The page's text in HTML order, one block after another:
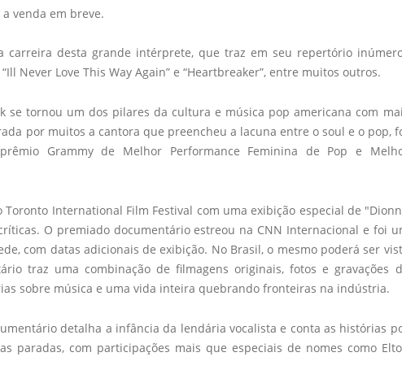
venda em breve.
carreira desta grande intérprete, que traz em seu repertório
Never Love This Way Again” e “Heartbreaker”, entre muitos outros.
se tornou um dos pilares da cultura e música pop americana com
por muitos a cantora que preencheu a lacuna entre o soul e o pop,
Grammy de Melhor Performance Feminina de Pop e
International Film Festival com uma exibição especial de
O premiado documentário estreou na CNN Internacional e foi
com datas adicionais de exibição. No Brasil, o mesmo poderá ser
traz uma combinação de filmagens originais, fotos e gravações
sobre música e uma vida inteira quebrando fronteiras na indústria.
detalha a infância da lendária vocalista e conta as histórias
paradas, com participações mais que especiais de nomes como